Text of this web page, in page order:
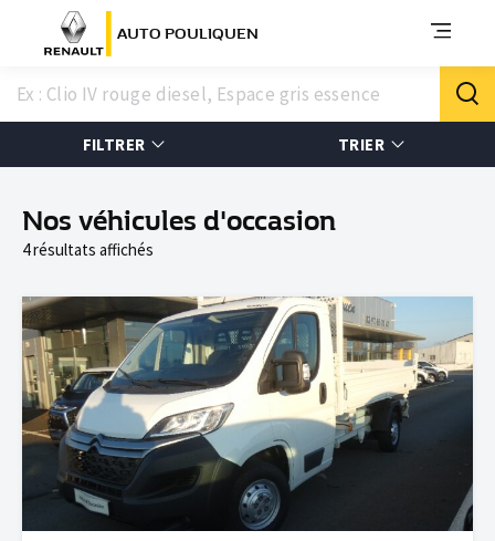
AUTO POULIQUEN
FILTRER TRIER
Nos véhicules d'occasion
4 résultats affichés